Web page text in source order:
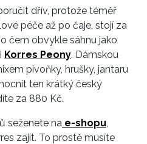
dřív, protože téměř
péče až po čaje, stojí za
čem obvykle sáhnu jako
Korres Peony. Dámskou
pivoňky, hrušky, jantaru
ten krátký český
za 880 Kč.
seženete na e-shopu
zajít. To prostě musíte